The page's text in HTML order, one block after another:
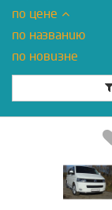
по цене
по названию
по новизне